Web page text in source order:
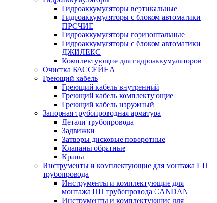
Гидроаккумуляторы вертикальные
Гидроаккумуляторы с блоком автоматики
ПРОЧИЕ
Гидроаккумуляторы горизонтальные
Гидроаккумуляторы с блоком автоматики
ДЖИЛЕКС
Комплектующие для гидроаккумуляторов
Очистка БАССЕЙНА
Греющий кабель
Греющий кабель внутренний
Греющий кабель комплектующие
Греющий кабель наружный
Запорная трубопроводная арматура
Детали трубопровода
Задвижки
Затворы дисковые поворотные
Клапаны обратные
Краны
Инструменты и комплектующие для монтажа ПП
трубопровода
Инструменты и комплектующие для
монтажа ПП трубопровода CANDAN
Инструменты и комплектующие для